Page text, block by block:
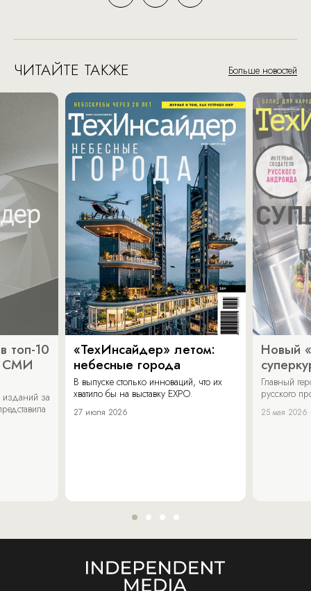
ЧИТАЙТЕ ТАКЖЕ Больше новостей
топ-10
СМИ
изданий за
«ТехИнсайдер» летом:
небесные города
В выпуске столько инноваций, что их
хватило бы на выставку EXPO.
27 июля 2026
Новый
Главный
русского
25 мая 2026